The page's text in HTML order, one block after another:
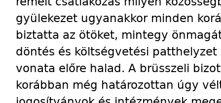
gyülekezet ugyanakkor minden
biztatta az ötöket, mintegy
döntés és költségvetési patthelyzet
vonata előre halad. A brüsszeli
korábban még határozottan úgy